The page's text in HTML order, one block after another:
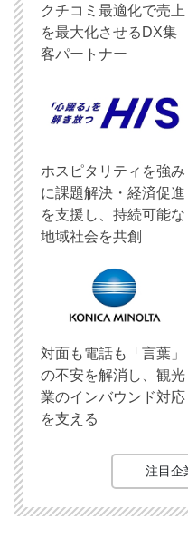
クチコミ最適化で売上
を最大化させるDX集
客パートナー
ホスピタリティを強み
に課題解決・経済促進
を支援し、持続可能な
地域社会を共創
対面も電話も「言葉」
の不安を解消し、観光
業のインバウンド対応
を支える
注目企